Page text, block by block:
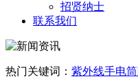
招贤纳士
联系我们
热门关键词： 紫外线手电筒